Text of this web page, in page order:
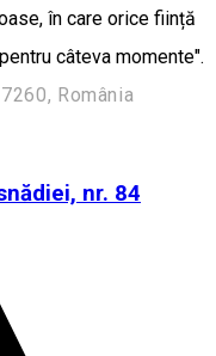
în care orice ființă
câteva momente".
România
nr. 84